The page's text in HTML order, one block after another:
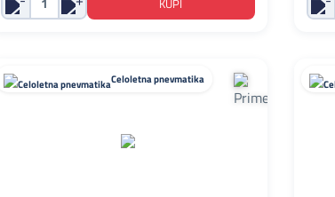
Celoletna pnevmatika